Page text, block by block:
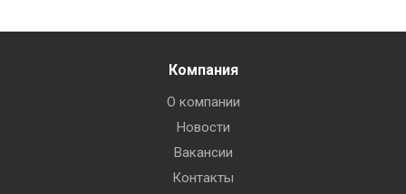
Компания
О компании
Новости
Вакансии
Контакты